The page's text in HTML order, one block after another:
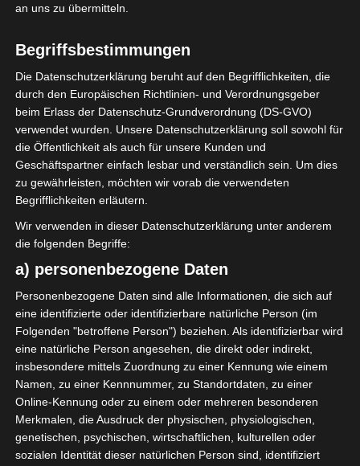
Club Africain wählt Dr. Mohsen
Trabelsi zum neuen
Präsidenten
21. Juni 2025 Platzwart
1218 Views
Club Africain ,Dr. Mohsen Trabelsi,Präsident,Vorstand
Die Wahlversammlung des Club Africain, die am
stattfand, endete mit der
Mehr lesen
an uns zu übermitteln.
Begriffsbestimmungen
Die Datenschutzerklärung beruht auf den Begrifflichkeiten, die
durch den Europäischen Richtlinien- und Verordnungsgeber
beim Erlass der Datenschutz-Grundverordnung (DS-GVO)
verwendet wurden. Unsere Datenschutzerklärung soll sowohl für
die Öffentlichkeit als auch für unsere Kunden und
Geschäftspartner einfach lesbar und verständlich sein. Um dies
zu gewährleisten, möchten wir vorab die verwendeten
Begrifflichkeiten erläutern.
Wir verwenden in dieser Datenschutzerklärung unter anderem
die folgenden Begriffe:
a) personenbezogene Daten
Personenbezogene Daten sind alle Informationen, die sich auf
eine identifizierte oder identifizierbare natürliche Person (im
Folgenden "betroffene Person") beziehen. Als identifizierbar wird
eine natürliche Person angesehen, die direkt oder indirekt,
insbesondere mittels Zuordnung zu einer Kennung wie einem
Namen, zu einer Kennnummer, zu Standortdaten, zu einer
Online-Kennung oder zu einem oder mehreren besonderen
Merkmalen, die Ausdruck der physischen, physiologischen,
genetischen, psychischen, wirtschaftlichen, kulturellen oder
sozialen Identität dieser natürlichen Person sind, identifiziert